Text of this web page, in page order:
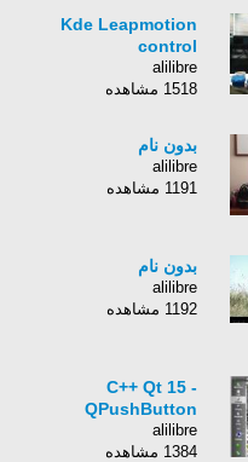
Kde Leapmotion
control
alilibre
1518 مشاهده
بدون نام
alilibre
1191 مشاهده
بدون نام
alilibre
1192 مشاهده
C++ Qt 15 -
QPushButton
alilibre
1384 مشاهده